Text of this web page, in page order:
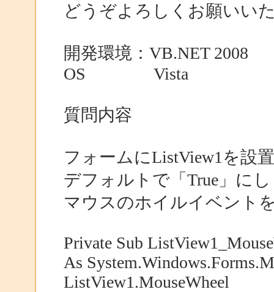
どうぞよろしくお願いい
開発環境：VB.NET 2008
OS Vista
質問内容
フォームにListView1を設
デフォルトで「True」に
マウスのホイルイベント
Private Sub
As
ListView1.MouseWheel